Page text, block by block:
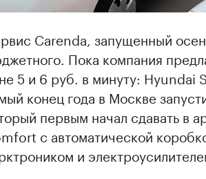
Carenda, запущенный
Пока компания
5 и 6 руб. в минуту: Hyundai
конец года в Москве
первым начал сдавать в
с автоматической
и